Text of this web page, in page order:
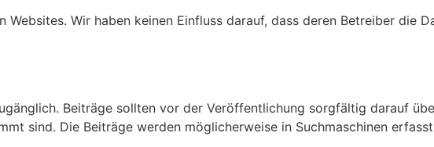
Wir haben keinen Einfluss darauf, dass deren Betreiber die
Beiträge sollten vor der Veröffentlichung sorgfältig darauf
sind. Die Beiträge werden möglicherweise in Suchmaschinen